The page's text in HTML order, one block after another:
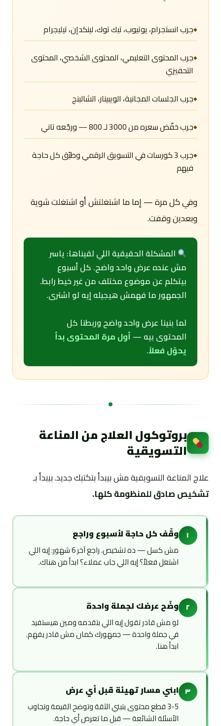
جرب انستجرام، يوتيوب، تيك توك، لينكدإن، تيليجرام
جرب المحتوى التعليمي، المحتوى الشخصي، المحتوى
التحفيزي
جرب الجلسات المجانية، الويبينار، الشالينج
جرب خفّض سعره من 3000 لـ 800 — ورجّعه تاني
جرب 3 كورسات في التسويق الرقمي وطبّق كل حاجة
فيهم
وفي كل مرة — إما ما اشتغلتش أو اشتغلت شوية
وبعدين وقفت.
المشكلة الحقيقية اللي لقيناها: ياسر
مش عنده عرض واحد واضح. كل أسبوع
بيتكلم عن موضوع مختلف من غير خيط رابط.
الجمهور ما فهمش هيجيله إيه لو اشترى.
لما بنينا عرض واحد واضح وربطنا كل
المحتوى بيه — أول مرة المحتوى بدأ
يحوّل فعلاً.
بروتوكول العلاج من المناعة
التسويقية
علاج المناعة التسويقية مش بيبدأ بتكتيك جديد. بيبدأ بـ
تشخيص صادق للمنظومة كلها.
١ وقّف كل حاجة لأسبوع وراجع
مش كسل — ده تشخيص. راجع آخر 6 شهور: إيه اللي
اشتغل فعلاً؟ إيه اللي جاب عملاء؟ ابدأ من هناك.
٢ وضّح عرضك لجملة واحدة
لو مش قادر تقول إيه اللي بتقدمه ومين هيستفيد
في جملة واحدة — جمهورك كمان مش قادر يفهم.
ابدأ هنا.
٣ ابني مسار تهيئة قبل أي عرض
3-5 قطع محتوى بتبني الثقة وتوضح القيمة وتجاوب
الأسئلة الشائعة — قبل ما تعرض أي حاجة.